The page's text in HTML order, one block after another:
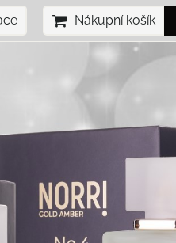
Nákupní košík